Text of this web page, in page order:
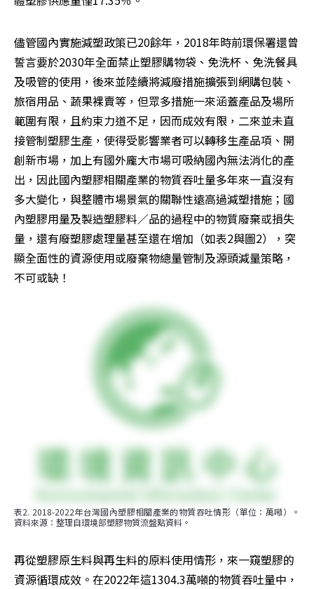
儘管國內實施減塑政策已20餘年，2018年時前環保署還曾
誓言要於2030年全面禁止塑膠購物袋、免洗杯、免洗餐具
及吸管的使用，後來並陸續將減廢措施擴張到網購包裝、
旅宿用品、蔬果裸賣等，但眾多措施一來涵蓋產品及場所
範圍有限，且約束力道不足，因而成效有限，二來並未直
接管制塑膠生產，使得受影響業者可以轉移生產品項、開
創新市場，加上有國外龐大市場可吸納國內無法消化的產
出，因此國內塑膠相關產業的物質吞吐量多年來一直沒有
多大變化，與整體市場景氣的關聯性遠高過減塑措施；國
內塑膠用量及製造塑膠料／品的過程中的物質廢棄或損失
量，還有廢塑膠處理量甚至還在增加（如表2與圖2），突
顯全面性的資源使用或廢棄物總量管制及源頭減量策略，
不可或缺！
表2. 2018-2022年台灣國內塑膠相關產業的物質吞吐情形（單位：萬噸）。
資料來源：整理自環境部塑膠物質流盤點資料。
再從塑膠原生料與再生料的原料使用情形，來一窺塑膠的
資源循環成效。在2022年這1304.3萬噸的物質吞吐量中，